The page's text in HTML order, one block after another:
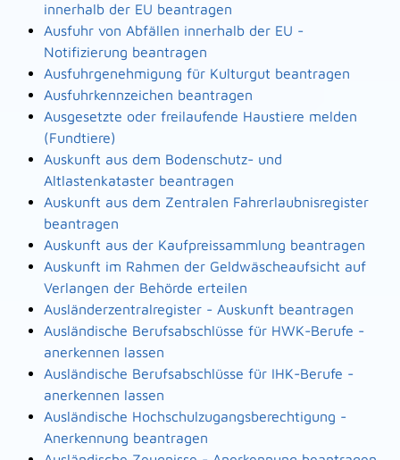
innerhalb der EU beantragen
Ausfuhr von Abfällen innerhalb der EU -
Notifizierung beantragen
Ausfuhrgenehmigung für Kulturgut beantragen
Ausfuhrkennzeichen beantragen
Ausgesetzte oder freilaufende Haustiere melden
(Fundtiere)
Auskunft aus dem Bodenschutz- und
Altlastenkataster beantragen
Auskunft aus dem Zentralen Fahrerlaubnisregister
beantragen
Auskunft aus der Kaufpreissammlung beantragen
Auskunft im Rahmen der Geldwäscheaufsicht auf
Verlangen der Behörde erteilen
Ausländerzentralregister - Auskunft beantragen
Ausländische Berufsabschlüsse für HWK-Berufe -
anerkennen lassen
Ausländische Berufsabschlüsse für IHK-Berufe -
anerkennen lassen
Ausländische Hochschulzugangsberechtigung -
Anerkennung beantragen